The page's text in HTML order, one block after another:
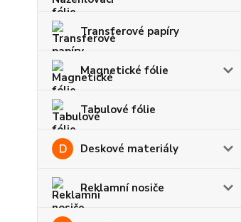
Transferové papíry
Magnetické fólie
Tabulové fólie
Deskové materiály
Reklamní nosiče